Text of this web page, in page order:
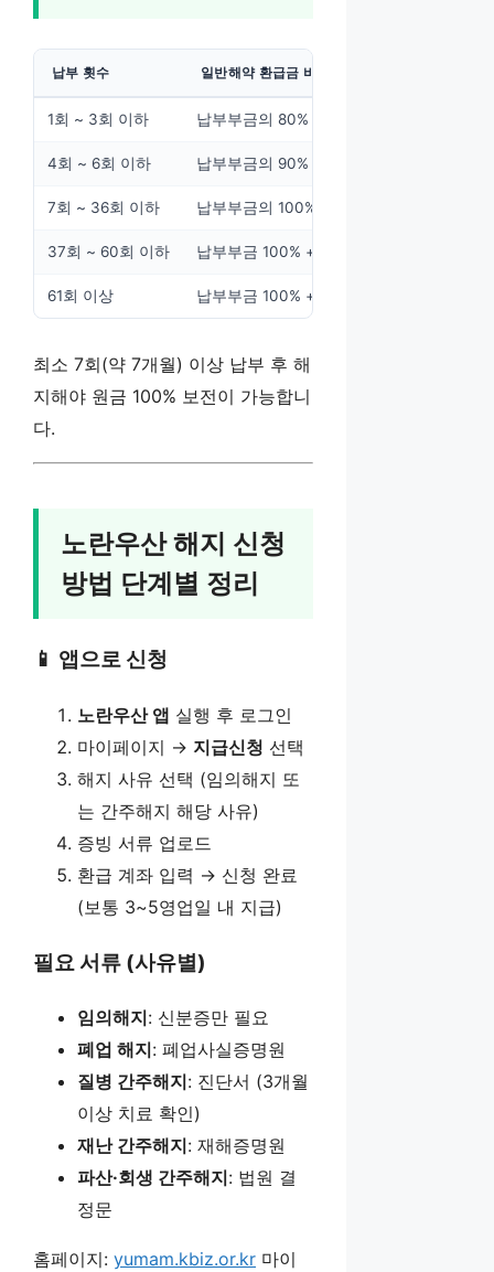
납부 횟수 일반해약 환급금 비율
1회 ~ 3회 이하 납부부금의 80%
4회 ~ 6회 이하 납부부금의 90%
7회 ~ 36회 이하 납부부금의 100%
37회 ~ 60회 이하 납부부금 100% + 37회부터 기준이율 이자
61회 이상 납부부금 100% + 이자 40~95% (납부 횟
최소 7회(약 7개월) 이상 납부 후 해
지해야 원금 100% 보전이 가능합니
다.
노란우산 해지 신청
방법 단계별 정리
📱 앱으로 신청
노란우산 앱 실행 후 로그인
마이페이지 → 지급신청 선택
해지 사유 선택 (임의해지 또
는 간주해지 해당 사유)
증빙 서류 업로드
환급 계좌 입력 → 신청 완료
(보통 3~5영업일 내 지급)
필요 서류 (사유별)
임의해지: 신분증만 필요
폐업 해지: 폐업사실증명원
질병 간주해지: 진단서 (3개월
이상 치료 확인)
재난 간주해지: 재해증명원
파산·회생 간주해지: 법원 결
정문
홈페이지: yumam.kbiz.or.kr 마이